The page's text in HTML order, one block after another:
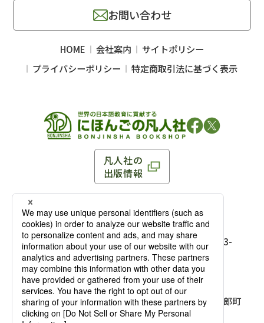
凡人社の
出版情報
〒102-0093 東京都千代田区平河町 1-3-13 8F
TEL：03-3263-3959／FAX：03-3263-3116
麹町店
〒102-0093 東京都千代田区平河町1-3-
13 8F［アクセス］
TEL：03-3239-8673／FAX：03-3263-
3116
〒541-0056 大阪府大阪市中央区久太郎町
4-2-10
お問い合わせ
HOME 会社案内
サイトポリシー
プライバシーポリシー
特定商取引法に基づく表示